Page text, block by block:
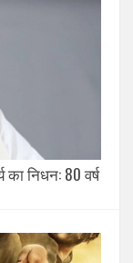
का निधन: 80 वर्ष